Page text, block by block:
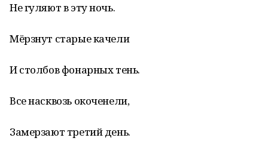
Не гуляют в эту ночь.
Мёрзнут старые качели
И столбов фонарных тень.
Все насквозь окоченели,
Замерзают третий день.